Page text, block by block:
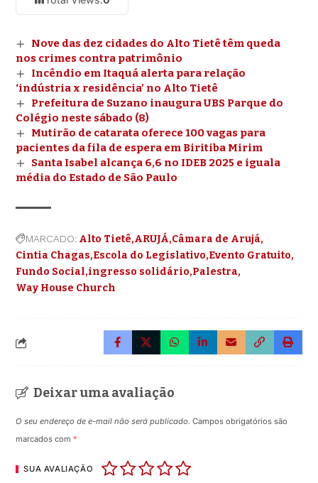
Nove das dez cidades do Alto Tietê têm queda
nos crimes contra patrimônio
Incêndio em Itaquá alerta para relação
‘indústria x residência’ no Alto Tietê
Prefeitura de Suzano inaugura UBS Parque do
Colégio neste sábado (8)
Mutirão de catarata oferece 100 vagas para
pacientes da fila de espera em Biritiba Mirim
Santa Isabel alcança 6,6 no IDEB 2025 e iguala
média do Estado de São Paulo
MARCADO: Alto Tietê ARUJÁ Câmara de Arujá
Cintia Chagas Escola do Legislativo Evento Gratuito
Fundo Social ingresso solidário Palestra
Way House Church
Deixar uma avaliação
O seu endereço de e-mail não será publicado. Campos obrigatórios são
marcados com*
SUA AVALIAÇÃO